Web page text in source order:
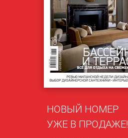
НОВЫЙ НОМЕР
УЖЕ В ПРОДАЖЕ!